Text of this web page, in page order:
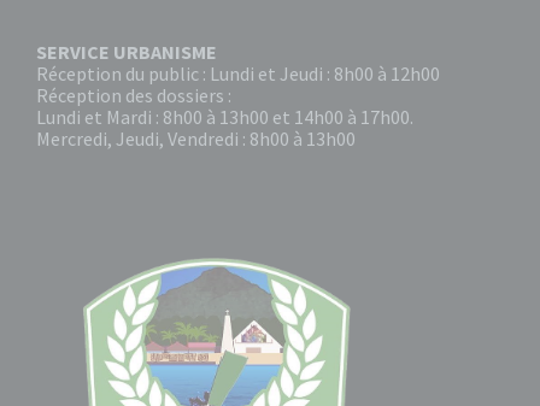
SERVICE URBANISME
Réception du public : Lundi et Jeudi : 8h00 à 12h00
Réception des dossiers :
Lundi et Mardi : 8h00 à 13h00 et 14h00 à 17h00.
Mercredi, Jeudi, Vendredi : 8h00 à 13h00